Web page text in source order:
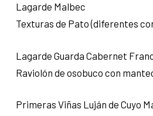
Lagarde Malbec
Texturas de Pato (diferentes
Lagarde Guarda Cabernet
Raviolón de osobuco con
Primeras Viñas Luján de Cuyo